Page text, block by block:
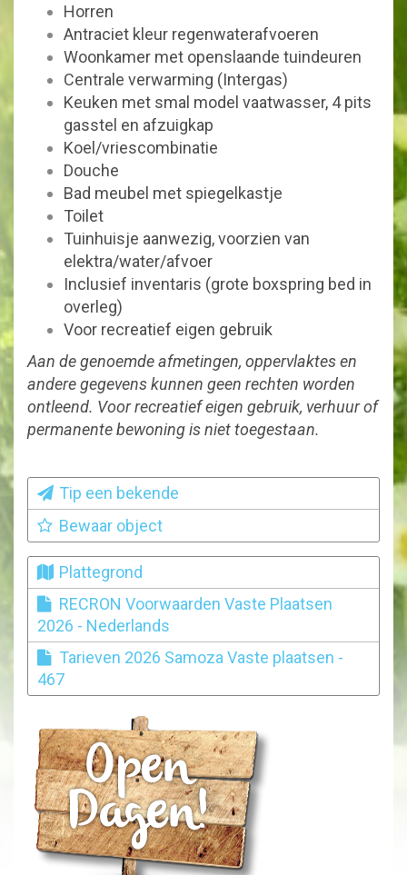
Horren
Antraciet kleur regenwaterafvoeren
Woonkamer met openslaande tuindeuren
Centrale verwarming (Intergas)
Keuken met smal model vaatwasser, 4 pits
gasstel en afzuigkap
Koel/vriescombinatie
Douche
Bad meubel met spiegelkastje
Toilet
Tuinhuisje aanwezig, voorzien van
elektra/water/afvoer
Inclusief inventaris (grote boxspring bed in
overleg)
Voor recreatief eigen gebruik
Aan de genoemde afmetingen, oppervlaktes en
andere gegevens kunnen geen rechten worden
ontleend. Voor recreatief eigen gebruik, verhuur of
permanente bewoning is niet toegestaan.
Tip een bekende
Bewaar object
Plattegrond
RECRON Voorwaarden Vaste Plaatsen
2026 - Nederlands
Tarieven 2026 Samoza Vaste plaatsen -
467